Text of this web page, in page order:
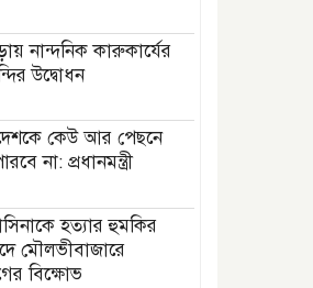
নান্দনিক কারুকার্যের
উদ্বোধন
কেউ আর পেছনে
না: প্রধানমন্ত্রী
হত্যার হুমকির
মৌলভীবাজারে
বিক্ষোভ